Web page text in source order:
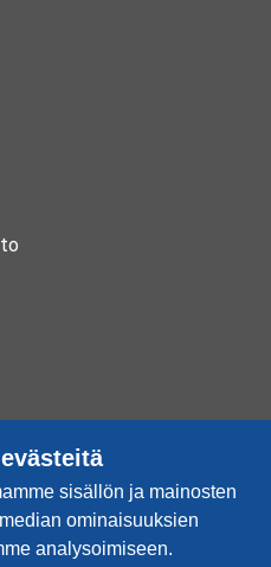
sisällön ja mainosten
ominaisuuksien
analysoimiseen.